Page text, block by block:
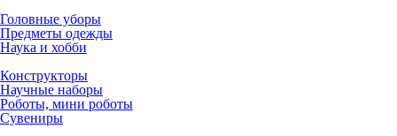
Головные уборы
Предметы одежды
Наука и хобби
Конструкторы
Научные наборы
Роботы, мини роботы
Сувениры